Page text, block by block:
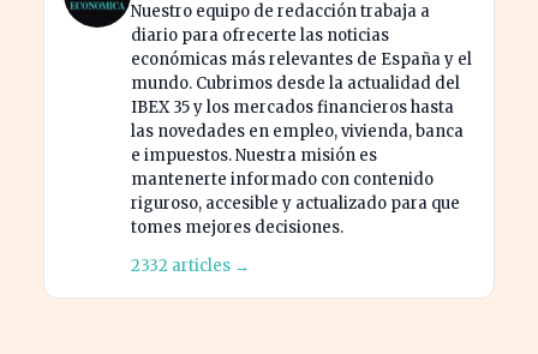
Nuestro equipo de redacción trabaja a
diario para ofrecerte las noticias
económicas más relevantes de España y el
mundo. Cubrimos desde la actualidad del
IBEX 35 y los mercados financieros hasta
las novedades en empleo, vivienda, banca
e impuestos. Nuestra misión es
mantenerte informado con contenido
riguroso, accesible y actualizado para que
tomes mejores decisiones.
2332 articles →